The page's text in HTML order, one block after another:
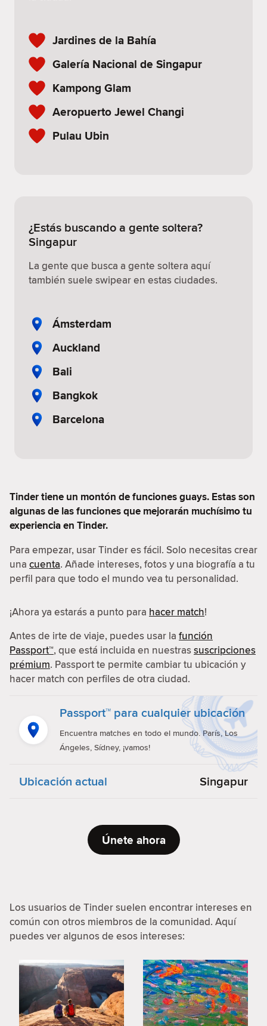
Jardines de la Bahía
Galería Nacional de Singapur
Kampong Glam
Aeropuerto Jewel Changi
Pulau Ubin
¿Estás buscando a gente soltera?
Singapur
La gente que busca a gente soltera aquí
también suele swipear en estas ciudades.
Ámsterdam
Auckland
Bali
Bangkok
Barcelona
Tinder tiene un montón de funciones guays. Estas son
algunas de las funciones que mejorarán muchísimo tu
experiencia en Tinder.
Para empezar, usar Tinder es fácil. Solo necesitas crear
una cuenta. Añade intereses, fotos y una biografía a tu
perfil para que todo el mundo vea tu personalidad.
¡Ahora ya estarás a punto para hacer match!
Antes de irte de viaje, puedes usar la función
Passport™, que está incluida en nuestrassuscripciones
prémium. Passport te permite cambiar tu ubicación y
hacer match con perfiles de otra ciudad.
Passport™ para cualquier ubicación
Encuentra matches en todo el mundo. París, Los
Ángeles, Sídney, ¡vamos!
Ubicación actual Singapur
Únete ahora
Los usuarios de Tinder suelen encontrar intereses en
común con otros miembros de la comunidad. Aquí
puedes ver algunos de esos intereses: